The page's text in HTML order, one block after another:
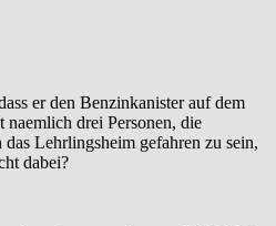
er den Benzinkanister auf dem
naemlich drei Personen, die
Lehrlingsheim gefahren zu sein,
dabei?